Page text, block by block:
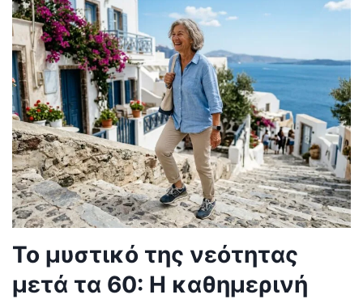
Το μυστικό της νεότητας
μετά τα 60: Η καθημερινή